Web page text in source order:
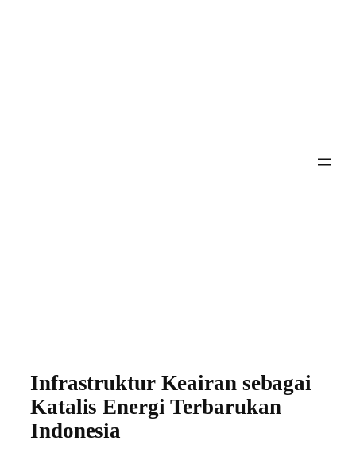
Infrastruktur Keairan sebagai
Katalis Energi Terbarukan
Indonesia